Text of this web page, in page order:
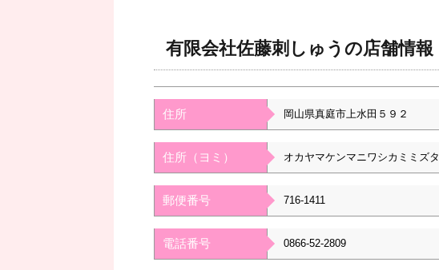
有限会社佐藤刺しゅうの店舗情報
住所 岡山県真庭市上水田５９２
住所（ヨミ） オカヤマケンマニワシカミミズタ
郵便番号 716-1411
電話番号 0866-52-2809